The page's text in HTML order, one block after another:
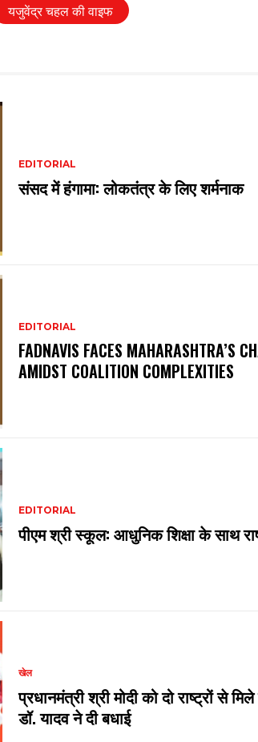
यजुवेंद्र चहल की वाइफ
EDITORIAL
संसद में हंगामा: लोकतंत्र के लिए शर्मनाक
EDITORIAL
FADNAVIS FACES MAHARASHTRA’S
AMIDST COALITION COMPLEXITIES
EDITORIAL
पीएम श्री स्कूल: आधुनिक शिक्षा के साथ
खेल
प्रधानमंत्री श्री मोदी को दो राष्ट्रों से
डॉ. यादव ने दी बधाई